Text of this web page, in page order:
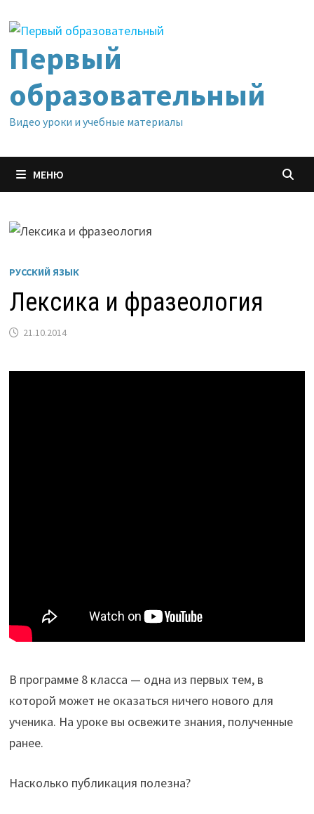
содержимому
Первый
образовательный
Видео уроки и учебные материалы
МЕНЮ
РУССКИЙ ЯЗЫК
Лексика и фразеология
21.10.2014
В программе 8 класса — одна из первых тем, в
которой может не оказаться ничего нового для
ученика. На уроке вы освежите знания, полученные
ранее.
Насколько публикация полезна?